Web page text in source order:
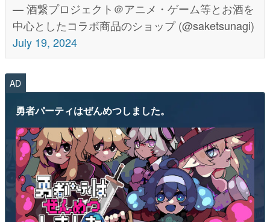
— 酒繋プロジェクト＠アニメ・ゲーム等とお酒を
中心としたコラボ商品のショップ (@saketsunagi)
July 19, 2024
AD
勇者パーティはぜんめつしました。